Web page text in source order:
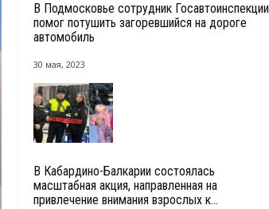
В Подмосковье сотрудник Госавтоинспекции
помог потушить загоревшийся на дороге
автомобиль
30 мая, 2023
В Кабардино-Балкарии состоялась
масштабная акция, направленная на
привлечение внимания взрослых к...